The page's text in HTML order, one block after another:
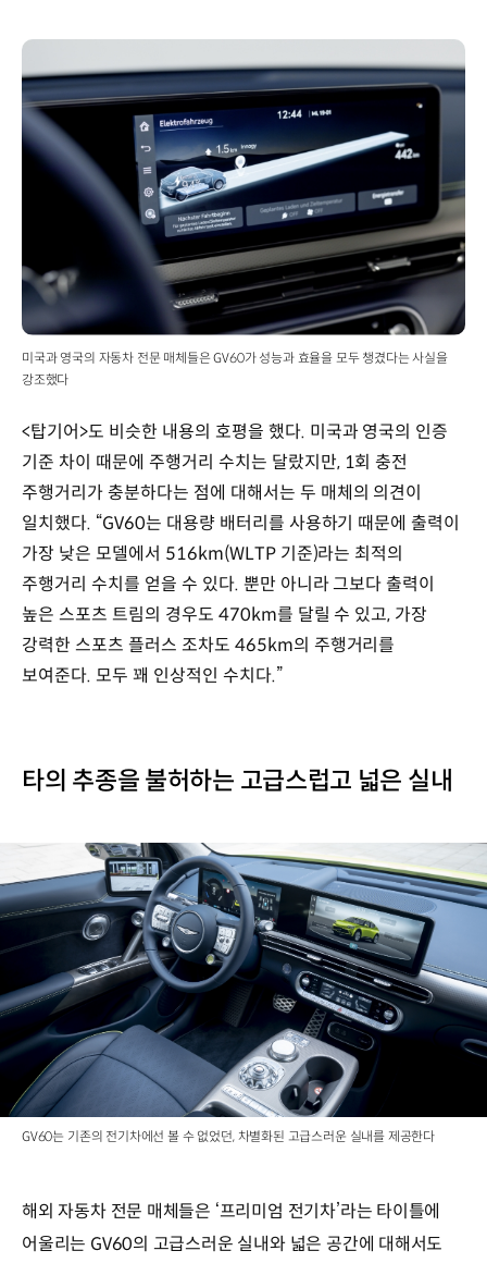
미국과 영국의 자동차 전문 매체들은 GV60가 성능과 효율을 모두 챙겼다는 사실을
강조했다
<탑기어>도 비슷한 내용의 호평을 했다. 미국과 영국의 인증
기준 차이 때문에 주행거리 수치는 달랐지만, 1회 충전
주행거리가 충분하다는 점에 대해서는 두 매체의 의견이
일치했다. “GV60는 대용량 배터리를 사용하기 때문에 출력이
가장 낮은 모델에서 516km(WLTP 기준)라는 최적의
주행거리 수치를 얻을 수 있다. 뿐만 아니라 그보다 출력이
높은 스포츠 트림의 경우도 470km를 달릴 수 있고, 가장
강력한 스포츠 플러스 조차도 465km의 주행거리를
보여준다. 모두 꽤 인상적인 수치다.”
타의 추종을 불허하는 고급스럽고 넓은 실내
GV60는 기존의 전기차에선 볼 수 없었던, 차별화된 고급스러운 실내를 제공한다
해외 자동차 전문 매체들은 ‘프리미엄 전기차’라는 타이틀에
어울리는 GV60의 고급스러운 실내와 넓은 공간에 대해서도